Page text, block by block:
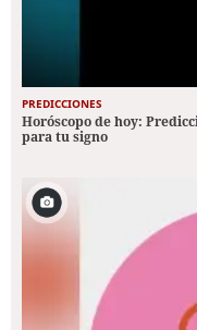
PREDICCIONES
Horóscopo de hoy:
para tu signo